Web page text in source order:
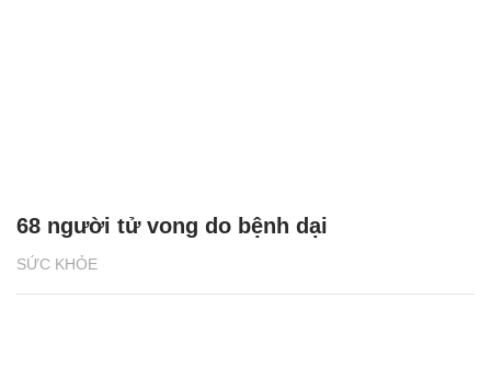
SỨC KHỎE
68 người tử vong do bệnh dại